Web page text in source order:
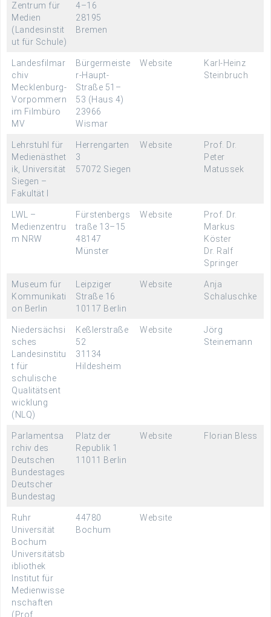
Zentrum für
Medien
(Landesinstit
ut für Schule)
4–16
28195
Bremen
Landesfilmar
chiv
Mecklenburg-
Vorpommern
im Filmbüro
MV
Bürgermeiste
r-Haupt-
Straße 51–
53 (Haus 4)
23966
Wismar
Website
Karl-Heinz
Steinbruch
Lehrstuhl für
Medienästhet
ik, Universität
Siegen –
Fakultät I
Herrengarten
3
57072 Siegen
Website
Prof. Dr.
Peter
Matussek
LWL –
Medienzentru
m NRW
Fürstenbergs
traße 13–15
48147
Münster
Website
Prof. Dr.
Markus
Köster
Dr. Ralf
Springer
Museum für
Kommunikati
on Berlin
Leipziger
Straße 16
10117 Berlin
Website
Anja
Schaluschke
Niedersächsi
sches
Landesinstitu
t für
schulische
Qualitätsent
wicklung
(NLQ)
Keßlerstraße
52
31134
Hildesheim
Website
Jörg
Steinemann
Parlamentsa
rchiv des
Deutschen
Bundestages
Deutscher
Bundestag
Platz der
Republik 1
11011 Berlin
Website Florian Bless
Ruhr
Universität
Bochum
Universitätsb
ibliothek
Institut für
Medienwisse
nschaften
(Prof
44780
Bochum
Website